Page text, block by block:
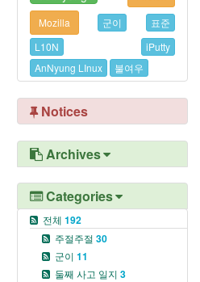
Mozilla
군이
표준
L10N
iPutty
AnNyung LInux
불여우
Notices
Archives
Categories
전체 192
주절주절 30
군이 11
둘째 사고 일지 3